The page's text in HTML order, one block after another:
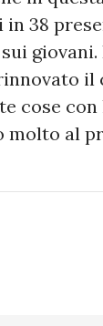
in 38
il
cose
molto al